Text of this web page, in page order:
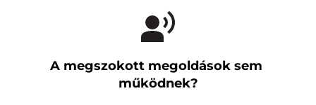
A megszokott megoldások sem
működnek?